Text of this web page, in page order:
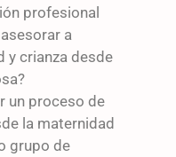
profesional
a
y crianza desde
un proceso de
la maternidad
grupo de